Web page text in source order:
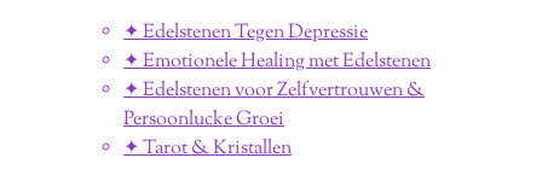
✦ Edelstenen Tegen Depressie
✦ Emotionele Healing met Edelstenen
✦ Edelstenen voor Zelfvertrouwen &
Persoonlucke Groei
✦ Tarot & Kristallen